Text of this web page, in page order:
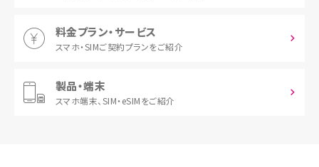
料金プラン・サービス
スマホ・SIMご契約プランをご紹介
製品・端末
スマホ端末、 SIM・eSIMをご紹介